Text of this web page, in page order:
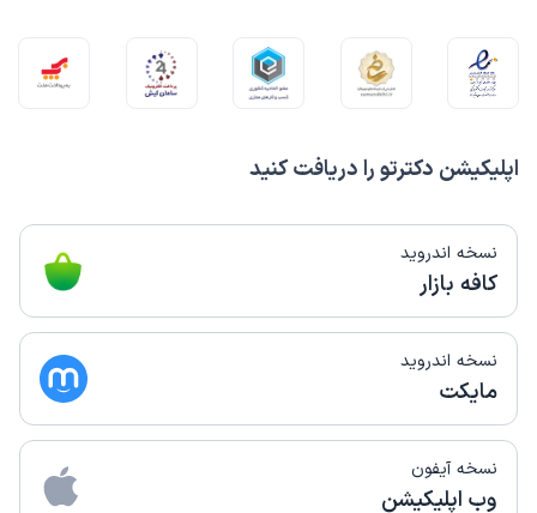
اپلیکیشن دکترتو را دریافت کنید
نسخه اندروید
کافه بازار
نسخه اندروید
مایکت
نسخه آیفون
وب اپلیکیشن